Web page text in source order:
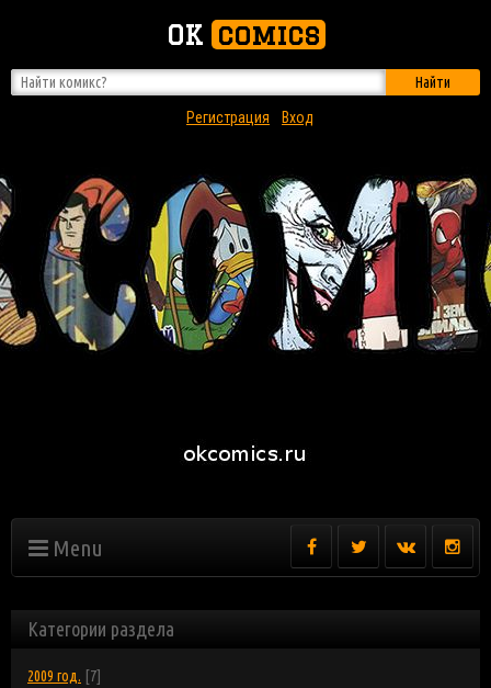
OK comics
Найти
Регистрация
Вход
Menu
Категории раздела
2009 год. [7]